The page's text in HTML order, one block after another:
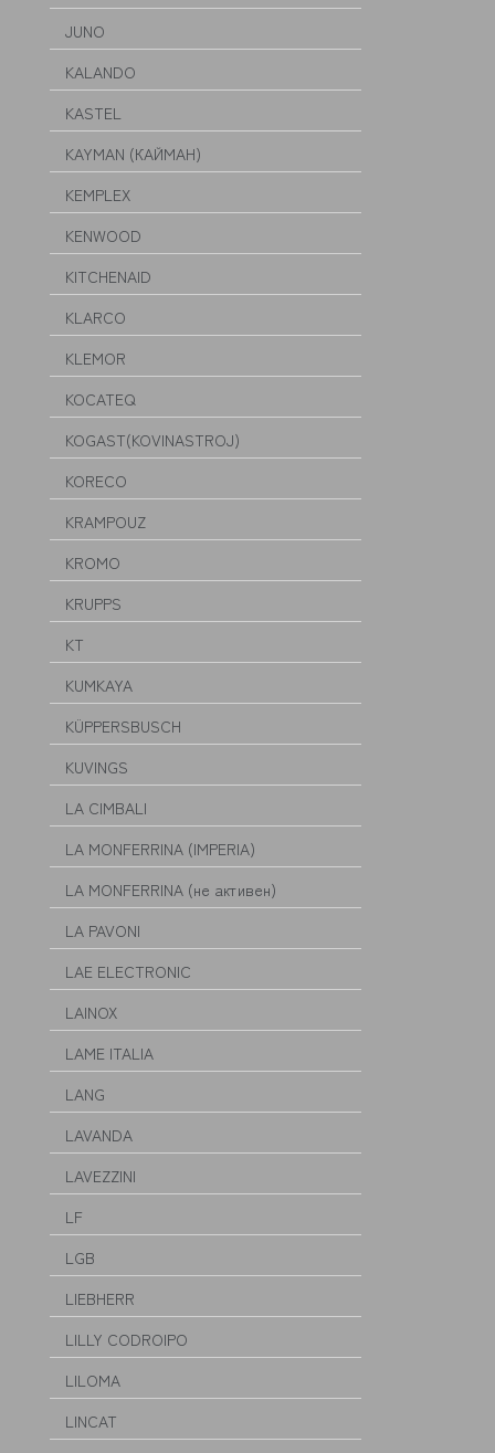
JUNO
KALANDO
KASTEL
KAYMAN (КАЙМАН)
KEMPLEX
KENWOOD
KITCHENAID
KLARCO
KLEMOR
KOCATEQ
KOGAST(KOVINASTROJ)
KORECO
KRAMPOUZ
KROMO
KRUPPS
KT
KUMKAYA
KÜPPERSBUSCH
KUVINGS
LA CIMBALI
LA MONFERRINA (IMPERIA)
LA MONFERRINA (не активен)
LA PAVONI
LAE ELECTRONIC
LAINOX
LAME ITALIA
LANG
LAVANDA
LAVEZZINI
LF
LGB
LIEBHERR
LILLY CODROIPO
LILOMA
LINCAT